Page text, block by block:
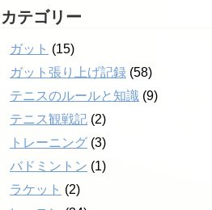
カテゴリー
ガット (15)
ガット張り上げ記録 (58)
テニスのルールと知識 (9)
テニス観戦記 (2)
トレーニング (3)
バドミントン (1)
ラケット (2)